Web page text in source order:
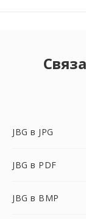
JBG в JPG
JBG в PDF
JBG в BMP